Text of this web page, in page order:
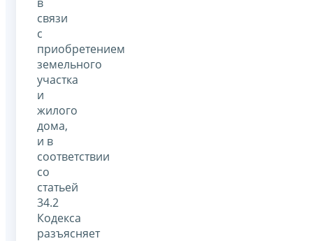
связи
с
приобретением
земельного
участка
и
жилого
дома,
и в
соответствии
со
статьей
34.2
Кодекса
разъясняет